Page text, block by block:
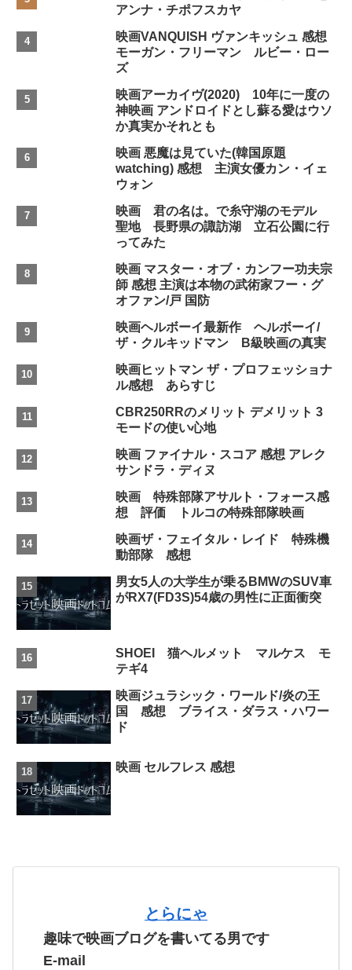
アンナ・チポフスカヤ
映画VANQUISH ヴァンキッシュ 感想
モーガン・フリーマン ルビー・ロー
ズ
映画アーカイヴ(2020) 10年に一度の
神映画 アンドロイドとし蘇る愛はウソ
か真実かそれとも
映画 悪魔は見ていた(韓国原題
watching) 感想 主演女優カン・イェ
ウォン
映画 君の名は。で糸守湖のモデル
聖地 長野県の諏訪湖 立石公園に行
ってみた
映画 マスター・オブ・カンフー功夫宗
師 感想 主演は本物の武術家フー・グ
オファン/戸 国防
映画ヘルボーイ最新作 ヘルボーイ/
ザ・クルキッドマン B級映画の真実
映画ヒットマン ザ・プロフェッショナ
ル感想 あらすじ
CBR250RRのメリット デメリット 3
モードの使い心地
映画 ファイナル・スコア 感想 アレク
サンドラ・ディヌ
映画 特殊部隊アサルト・フォース感
想 評価 トルコの特殊部隊映画
映画ザ・フェイタル・レイド 特殊機
動部隊 感想
男女5人の大学生が乗るBMWのSUV車
がRX7(FD3S)54歳の男性に正面衝突
SHOEI 猫ヘルメット マルケス モ
テギ4
映画ジュラシック・ワールド/炎の王
国 感想 ブライス・ダラス・ハワー
ド
映画 セルフレス 感想
とらにゃ
趣味で映画ブログを書いてる男です
E-mail